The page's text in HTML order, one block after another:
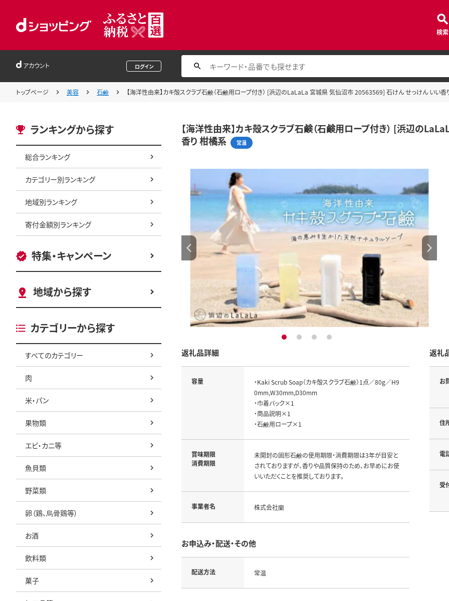
検索
アカウント ログイン
トップページ 美容 石鹸 【海洋性由来】カキ殻スクラブ石鹸（石鹸用ロープ付き） [浜辺のLaLaLa 宮城県 気仙沼市 20563569] 石けん せっけん いい香
ランキングから探す
総合ランキング
カテゴリー別ランキング
地域別ランキング
寄付金額別ランキング
特集・キャンペーン
地域から探す
カテゴリーから探す
すべてのカテゴリー
肉
米・パン
果物類
エビ・カニ等
魚貝類
野菜類
卵（鶏、烏骨鶏等）
お酒
飲料類
菓子
【海洋性由来】カキ殻スクラブ石鹸（石鹸用ロープ付き） [浜辺の
香り 柑橘系
常温
1 2 3 4
返礼品詳細
容量
・Kaki Scrub Soap（カキ殻スクラブ石鹸）1点／80g／H9
0mm,W30mm,D30mm
・巾着バック×1
・商品説明×1
・石鹸用ロープ×1
賞味期限
消費期限
未開封の固形石鹸の使用期限・消費期限は3年が目安と
されておりますが、香りや品質保持のため、お早めにお使
いいただくことを推奨しております。
事業者名 株式会社蘭
お申込み・配送・その他
配送方法 常温
返礼
お
住
電
受